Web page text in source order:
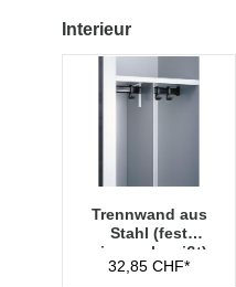
Interieur
Trennwand aus
Stahl (fest
eingeschweißt)
32,85 CHF*